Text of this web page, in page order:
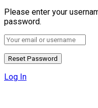
Please enter your
password.
Log In